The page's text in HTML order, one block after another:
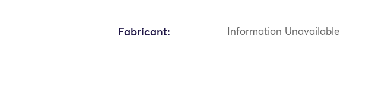
Fabricant: Information Unavailable